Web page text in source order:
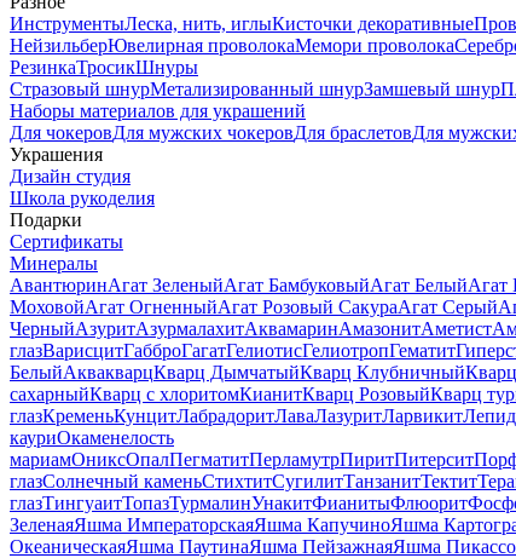
ИнструментыЛеска, нить, иглыКисточки декоративные
НейзильберЮвелирная проволокаМемори проволока
РезинкаТросикШнуры
Стразовый шнурМетализированный шнурЗамшевый шнур
Наборы материалов для украшений
Для чокеровДля мужских чокеровДля браслетовДля
Украшения
Дизайн студия
Школа рукоделия
Подарки
Сертификаты
Минералы
АвантюринАгат ЗеленыйАгат БамбуковыйАгат БелыйАгат
МоховойАгат ОгненныйАгат Розовый СакураАгат Серый
ЧерныйАзуритАзурмалахитАквамаринАмазонитАметист
глазВарисцитГабброГагатГелиотисГелиотропГематит
БелыйАквакварцКварц ДымчатыйКварц Клубничный
сахарныйКварц с хлоритомКианитКварц РозовыйКварц
глазКременьКунцитЛабрадоритЛаваЛазуритЛарвикит
кауриОкаменелость
мариамОниксОпалПегматитПерламутрПиритПитерсит
глазСолнечный каменьСтихтитСугилитТанзанитТектит
глазТингуаитТопазТурмалинУнакитФианитыФлюорит
ЗеленаяЯшма ИмператорскаяЯшма КапучиноЯшма
ОкеаническаяЯшма ПаутинаЯшма ПейзажнаяЯшма Пикассо